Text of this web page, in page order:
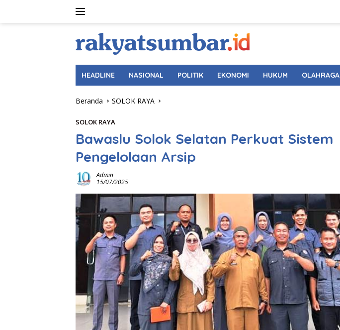
HEADLINE NASIONAL POLITIK EKONOMI HUKUM OLAHRAGA
Beranda SOLOK RAYA
SOLOK RAYA
Bawaslu Solok Selatan Perkuat Sistem
Pengelolaan Arsip
Admin
15/07/2025